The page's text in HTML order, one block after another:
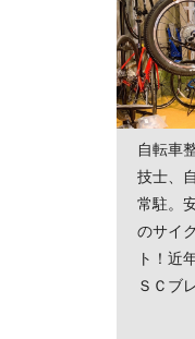
自転車
技士、
常駐。
のサイ
ト！近
ＳＣブ